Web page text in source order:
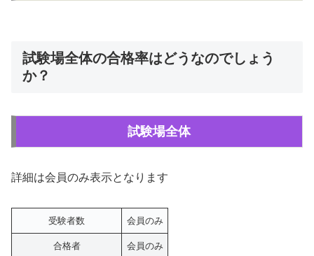
試験場全体の合格率はどうなのでしょう
か？
試験場全体
詳細は会員のみ表示となります
受験者数 会員のみ
合格者 会員のみ